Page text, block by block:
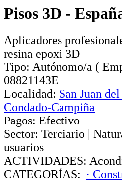
Pisos 3D -
Aplicadores
resina epoxi 3D
Tipo: Autónomo/a (
08821143E
Localidad: San Juan
Condado-Campiña
Pagos: Efectivo
Sector: Terciario |
usuarios
ACTIVIDADES:
CATEGORÍAS: ·